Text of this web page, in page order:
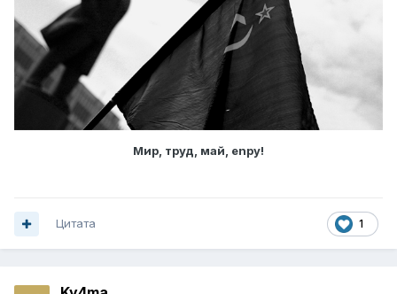
Мир, труд, май, enpy!
1
Цитата